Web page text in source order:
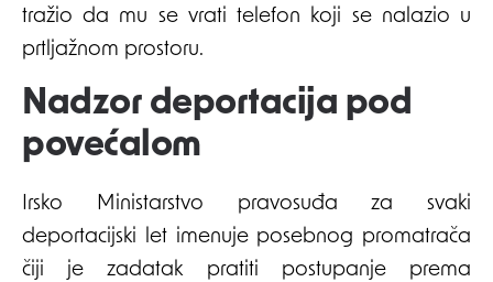
tražio da mu se vrati telefon koji se nalazio u
prtljažnom prostoru.
Nadzor deportacija pod
povećalom
Irsko Ministarstvo pravosuđa za svaki
deportacijski let imenuje posebnog promatrača
čiji je zadatak pratiti postupanje prema